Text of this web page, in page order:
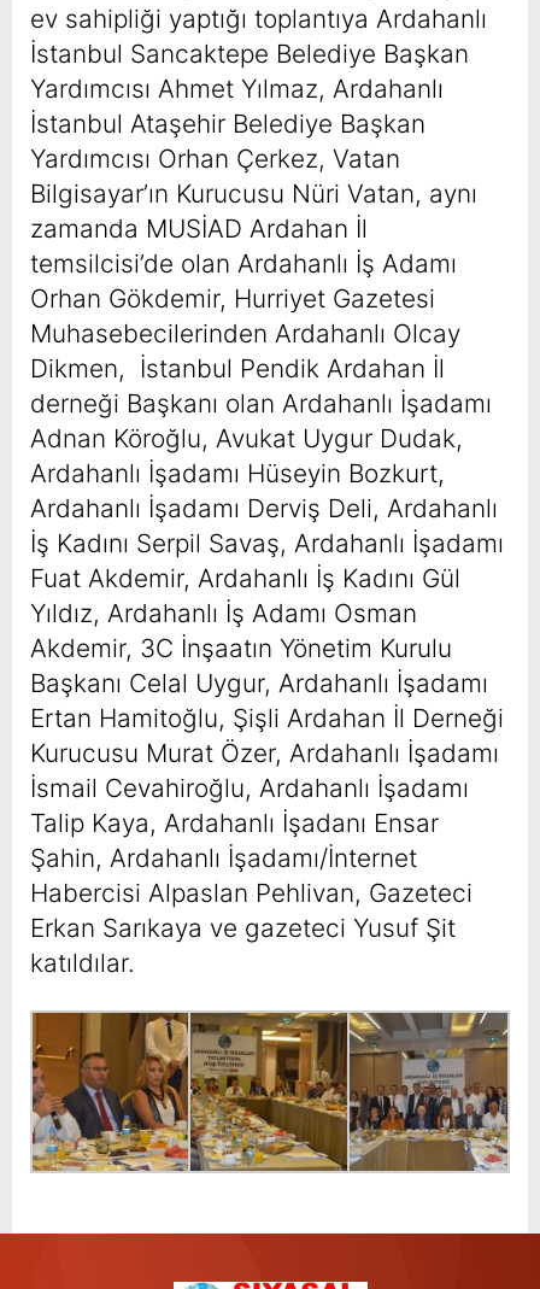
ev sahipliği yaptığı toplantıya Ardahanlı
İstanbul Sancaktepe Belediye Başkan
Yardımcısı Ahmet Yılmaz, Ardahanlı
İstanbul Ataşehir Belediye Başkan
Yardımcısı Orhan Çerkez, Vatan
Bilgisayar’ın Kurucusu Nüri Vatan, aynı
zamanda MUSİAD Ardahan İl
temsilcisi’de olan Ardahanlı İş Adamı
Orhan Gökdemir, Hurriyet Gazetesi
Muhasebecilerinden Ardahanlı Olcay
Dikmen, İstanbul Pendik Ardahan İl
derneği Başkanı olan Ardahanlı İşadamı
Adnan Köroğlu, Avukat Uygur Dudak,
Ardahanlı İşadamı Hüseyin Bozkurt,
Ardahanlı İşadamı Derviş Deli, Ardahanlı
İş Kadını Serpil Savaş, Ardahanlı İşadamı
Fuat Akdemir, Ardahanlı İş Kadını Gül
Yıldız, Ardahanlı İş Adamı Osman
Akdemir, 3C İnşaatın Yönetim Kurulu
Başkanı Celal Uygur, Ardahanlı İşadamı
Ertan Hamitoğlu, Şişli Ardahan İl Derneği
Kurucusu Murat Özer, Ardahanlı İşadamı
İsmail Cevahiroğlu, Ardahanlı İşadamı
Talip Kaya, Ardahanlı İşadanı Ensar
Şahin, Ardahanlı İşadamı/İnternet
Habercisi Alpaslan Pehlivan, Gazeteci
Erkan Sarıkaya ve gazeteci Yusuf Şit
katıldılar.